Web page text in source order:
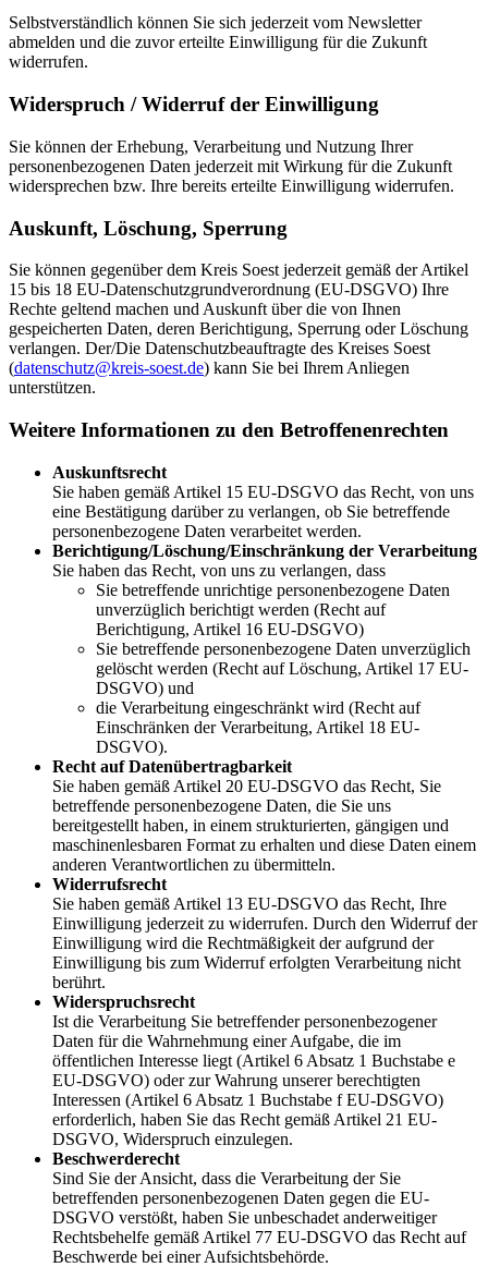
Selbstverständlich können Sie sich jederzeit vom Newsletter
abmelden und die zuvor erteilte Einwilligung für die Zukunft
widerrufen.
Widerspruch / Widerruf der Einwilligung
Sie können der Erhebung, Verarbeitung und Nutzung Ihrer
personenbezogenen Daten jederzeit mit Wirkung für die Zukunft
widersprechen bzw. Ihre bereits erteilte Einwilligung widerrufen.
Auskunft, Löschung, Sperrung
Sie können gegenüber dem Kreis Soest jederzeit gemäß der Artikel
15 bis 18 EU-Datenschutzgrundverordnung (EU-DSGVO) Ihre
Rechte geltend machen und Auskunft über die von Ihnen
gespeicherten Daten, deren Berichtigung, Sperrung oder Löschung
verlangen. Der/Die Datenschutzbeauftragte des Kreises Soest
(datenschutz@​kreis-soest.de) kann Sie bei Ihrem Anliegen
unterstützen.
Weitere Informationen zu den Betroffenenrechten
Auskunftsrecht
Sie haben gemäß Artikel 15 EU-DSGVO das Recht, von uns
eine Bestätigung darüber zu verlangen, ob Sie betreffende
personenbezogene Daten verarbeitet werden.
Berichtigung/Löschung/Einschränkung der Verarbeitung
Sie haben das Recht, von uns zu verlangen, dass
Sie betreffende unrichtige personenbezogene Daten
unverzüglich berichtigt werden (Recht auf
Berichtigung, Artikel 16 EU-DSGVO)
Sie betreffende personenbezogene Daten unverzüglich
gelöscht werden (Recht auf Löschung, Artikel 17 EU-
DSGVO) und
die Verarbeitung eingeschränkt wird (Recht auf
Einschränken der Verarbeitung, Artikel 18 EU-
DSGVO).
Recht auf Datenübertragbarkeit
Sie haben gemäß Artikel 20 EU-DSGVO das Recht, Sie
betreffende personenbezogene Daten, die Sie uns
bereitgestellt haben, in einem strukturierten, gängigen und
maschinenlesbaren Format zu erhalten und diese Daten einem
anderen Verantwortlichen zu übermitteln.
Widerrufsrecht
Sie haben gemäß Artikel 13 EU-DSGVO das Recht, Ihre
Einwilligung jederzeit zu widerrufen. Durch den Widerruf der
Einwilligung wird die Rechtmäßigkeit der aufgrund der
Einwilligung bis zum Widerruf erfolgten Verarbeitung nicht
berührt.
Widerspruchsrecht
Ist die Verarbeitung Sie betreffender personenbezogener
Daten für die Wahrnehmung einer Aufgabe, die im
öffentlichen Interesse liegt (Artikel 6 Absatz 1 Buchstabe e
EU-DSGVO) oder zur Wahrung unserer berechtigten
Interessen (Artikel 6 Absatz 1 Buchstabe f EU-DSGVO)
erforderlich, haben Sie das Recht gemäß Artikel 21 EU-
DSGVO, Widerspruch einzulegen.
Beschwerderecht
Sind Sie der Ansicht, dass die Verarbeitung der Sie
betreffenden personenbezogenen Daten gegen die EU-
DSGVO verstößt, haben Sie unbeschadet anderweitiger
Rechtsbehelfe gemäß Artikel 77 EU-DSGVO das Recht auf
Beschwerde bei einer Aufsichtsbehörde.